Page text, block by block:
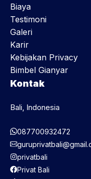
Biaya
Testimoni
Galeri
Karir
Kebijakan Privacy
Bimbel Gianyar
Kontak
Bali, Indonesia
087700932472
privatbali
Privat Bali